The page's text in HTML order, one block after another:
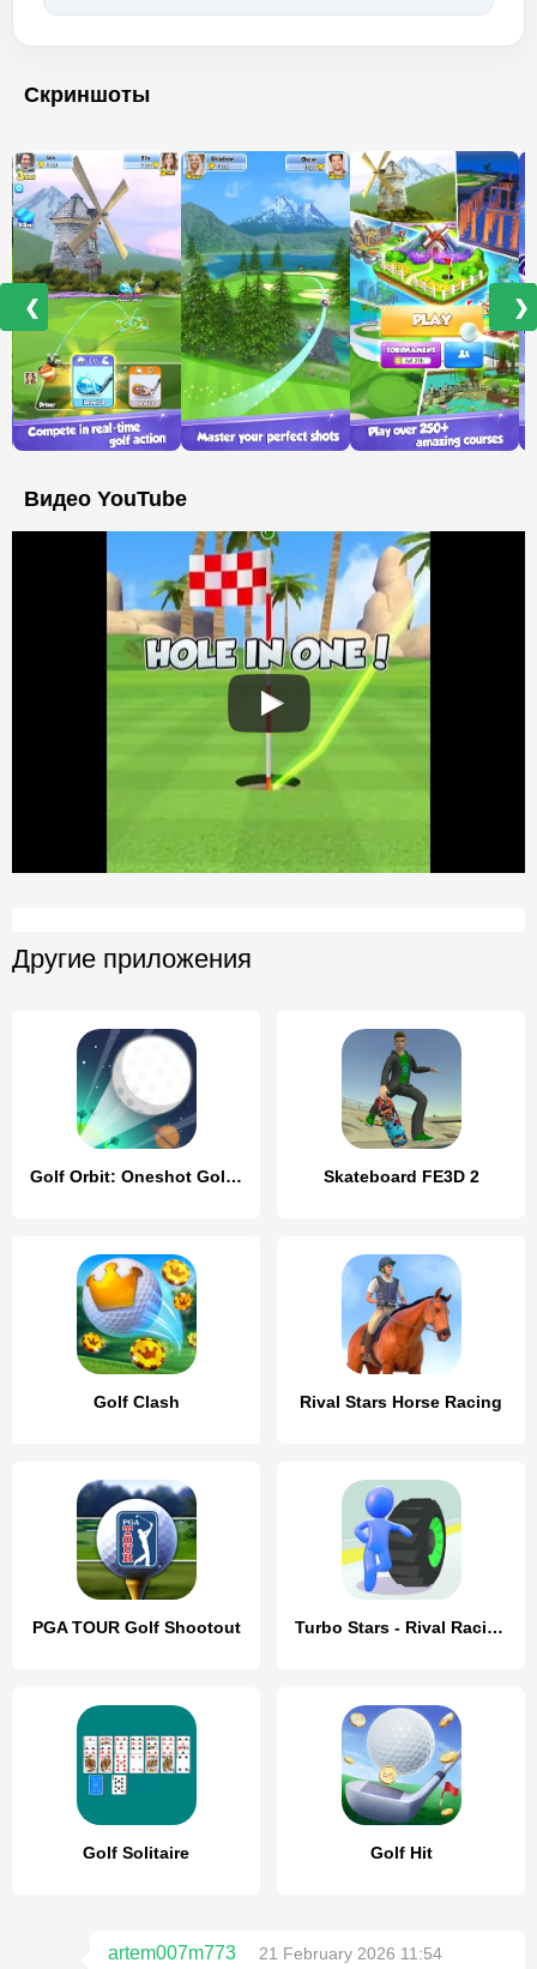
Скриншоты
❮ ❯
Видео YouTube
Другие приложения
Golf Orbit: Oneshot Golf Games Skateboard FE3D 2
Golf Clash Rival Stars Horse Racing
PGA TOUR Golf Shootout Turbo Stars - Rival Racing
Golf Solitaire Golf Hit
artem007m773 21 February 2026 11:54